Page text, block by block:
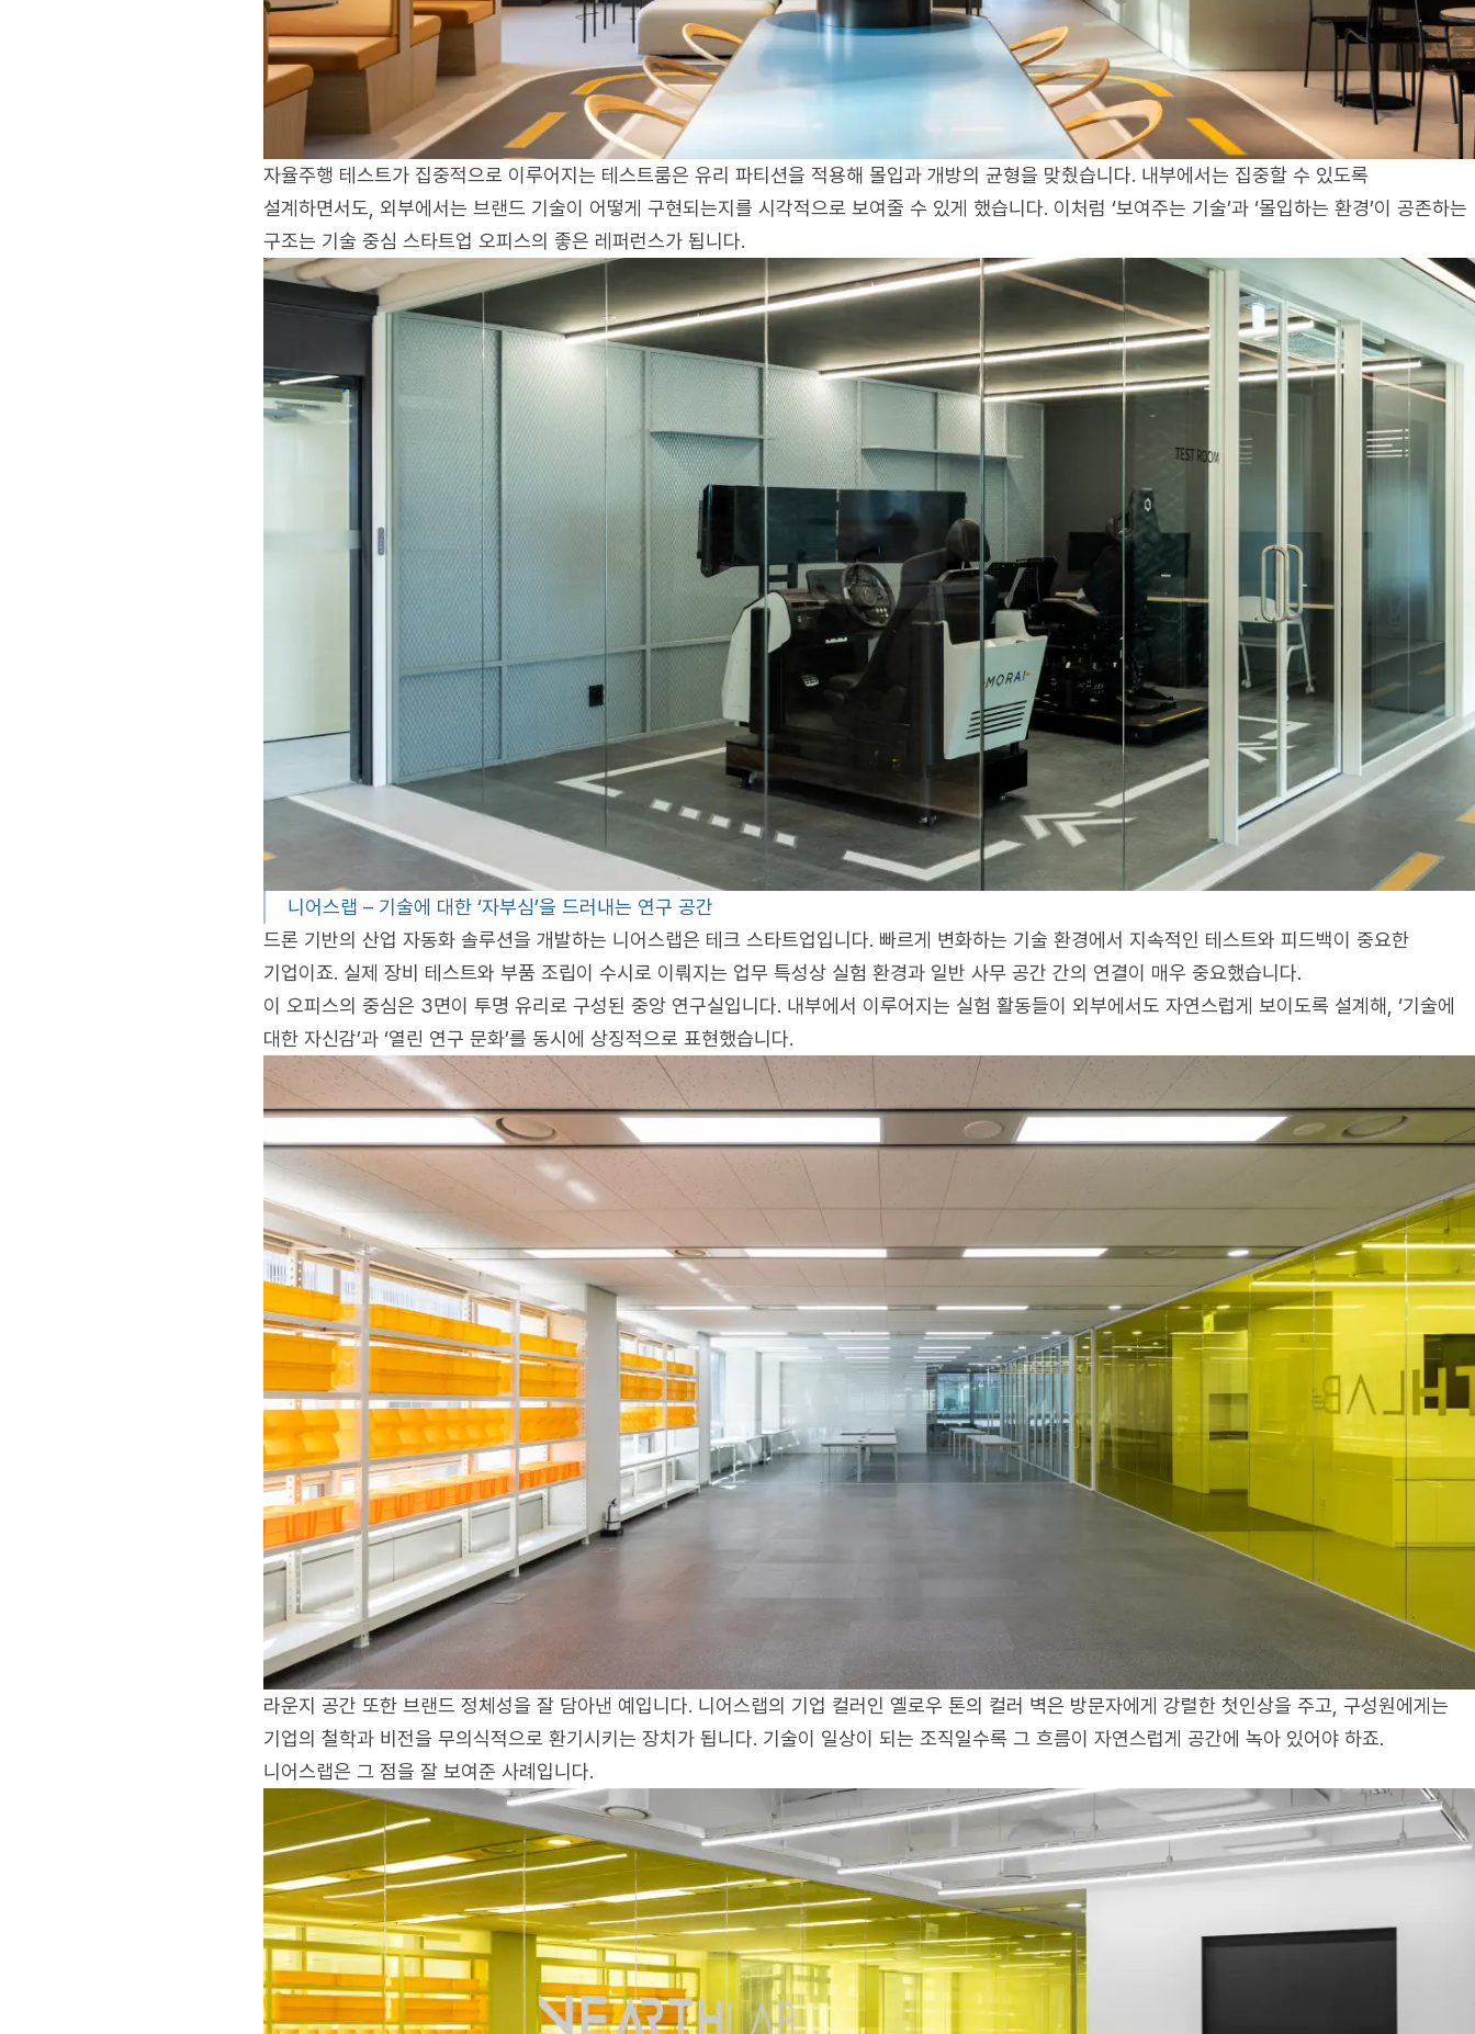
자율주행 테스트가 집중적으로 이루어지는 테스트룸은 유리 파티션을 적용해 몰입과 개방의 균형을 맞췄습니다. 내부에서는 집중할 수 있도록
설계하면서도, 외부에서는 브랜드 기술이 어떻게 구현되는지를 시각적으로 보여줄 수 있게 했습니다. 이처럼 ‘보여주는 기술’과 ‘몰입하는 환경’이 공존하는
구조는 기술 중심 스타트업 오피스의 좋은 레퍼런스가 됩니다.
니어스랩 – 기술에 대한 ‘자부심’을 드러내는 연구 공간
드론 기반의 산업 자동화 솔루션을 개발하는 니어스랩은 테크 스타트업입니다. 빠르게 변화하는 기술 환경에서 지속적인 테스트와 피드백이 중요한
기업이죠. 실제 장비 테스트와 부품 조립이 수시로 이뤄지는 업무 특성상 실험 환경과 일반 사무 공간 간의 연결이 매우 중요했습니다.
이 오피스의 중심은 3면이 투명 유리로 구성된 중앙 연구실입니다. 내부에서 이루어지는 실험 활동들이 외부에서도 자연스럽게 보이도록 설계해, ‘기술에
대한 자신감’과 ‘열린 연구 문화’를 동시에 상징적으로 표현했습니다.
라운지 공간 또한 브랜드 정체성을 잘 담아낸 예입니다. 니어스랩의 기업 컬러인 옐로우 톤의 컬러 벽은 방문자에게 강렬한 첫인상을 주고, 구성원에게는
기업의 철학과 비전을 무의식적으로 환기시키는 장치가 됩니다. 기술이 일상이 되는 조직일수록 그 흐름이 자연스럽게 공간에 녹아 있어야 하죠.
니어스랩은 그 점을 잘 보여준 사례입니다.